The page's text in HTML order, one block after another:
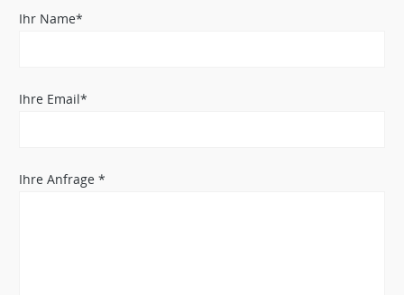
Ihr Name*
Ihre Email*
Ihre Anfrage *